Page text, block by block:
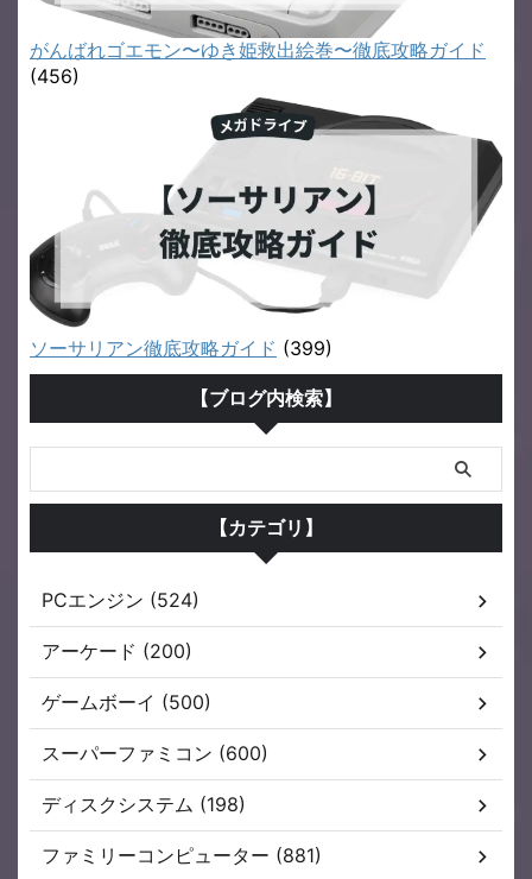
がんばれゴエモン〜ゆき姫救出絵巻〜徹底攻略ガイド
(456)
ソーサリアン徹底攻略ガイド (399)
【ブログ内検索】
【カテゴリ】
PCエンジン (524)
アーケード (200)
ゲームボーイ (500)
スーパーファミコン (600)
ディスクシステム (198)
ファミリーコンピューター (881)